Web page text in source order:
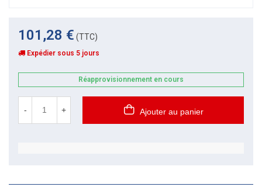
101,28 € (TTC)
Expédier sous 5 jours
Réapprovisionnement en cours
- + Ajouter au panier